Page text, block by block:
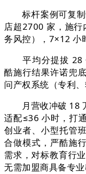
标杆案例可复制
店超2700 家，施
务风控），7×12 小
平均分提拔 28
酷施行结果许诺兜
问产权系统（专利、
月营收冲破 18
适配≤36 小时，打
创业者、小型托管
合做模式，严酷施
需求，对标教育行
无需加盟商具备专业